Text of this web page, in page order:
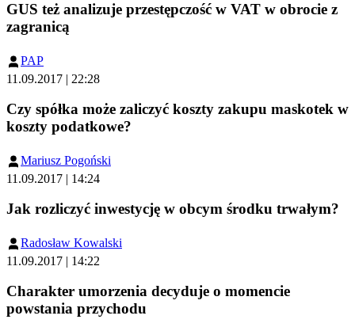
GUS też analizuje przestępczość w VAT w obrocie z
zagranicą
PAP
11.09.2017 | 22:28
Czy spółka może zaliczyć koszty zakupu maskotek w
koszty podatkowe?
Mariusz Pogoński
11.09.2017 | 14:24
Jak rozliczyć inwestycję w obcym środku trwałym?
Radosław Kowalski
11.09.2017 | 14:22
Charakter umorzenia decyduje o momencie
powstania przychodu